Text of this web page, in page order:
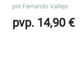
por Fernando Vallejo
pvp. 14,90 €